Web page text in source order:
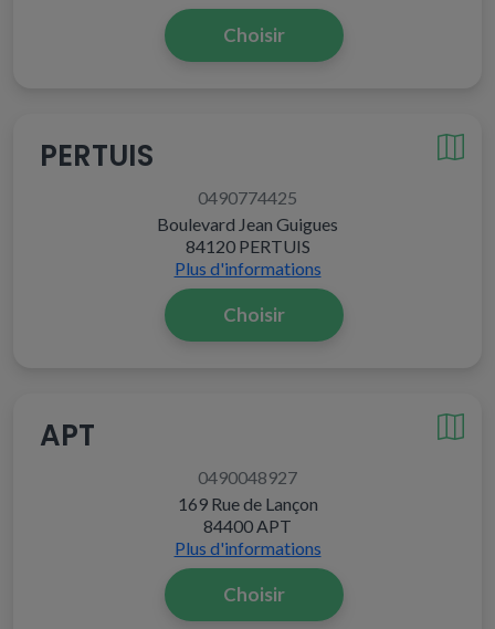
Choisir
PERTUIS
0490774425
Boulevard Jean Guigues
84120 PERTUIS
Plus d'informations
Choisir
APT
0490048927
169 Rue de Lançon
84400 APT
Plus d'informations
Choisir